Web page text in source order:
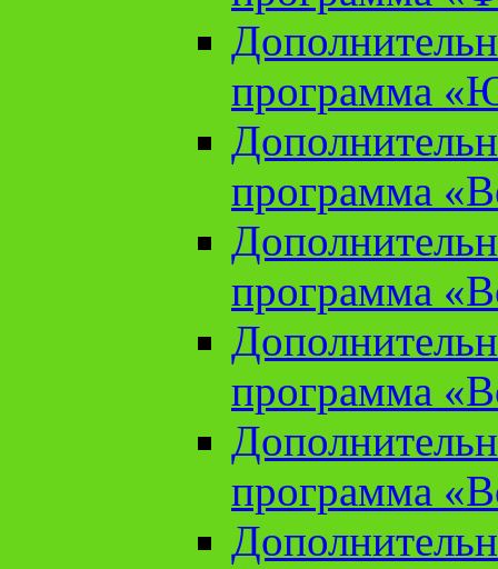
программа
программа
программа
программа
программа